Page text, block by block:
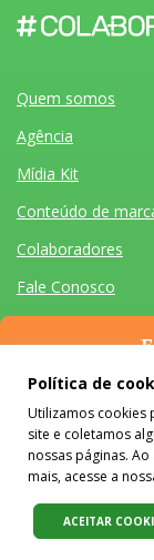
Quem somos
Agência
Mídia Kit
Conteúdo de
Colaboradores
Fale Conosco
Quem somos Agência
Desenvolvido por
O conteúdo do
ser reproduzido e
sem alterações
Política de
Utilizamos cookies
site e coletamos
nossas páginas.
mais, acesse a
ACEITAR
Pense na
colunistas e